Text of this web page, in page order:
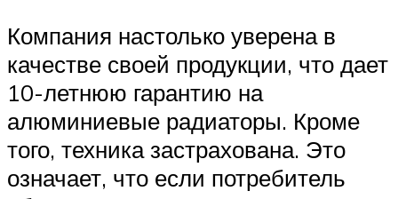
Компания настолько уверена в
качестве своей продукции, что дает
10-летнюю гарантию на
алюминиевые радиаторы. Кроме
того, техника застрахована. Это
означает, что если потребитель